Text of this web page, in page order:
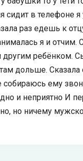
сидит в телефоне
раз едешь к
я и
другим ребёнком.
дольше.
ему
и неприятно И
но ничему